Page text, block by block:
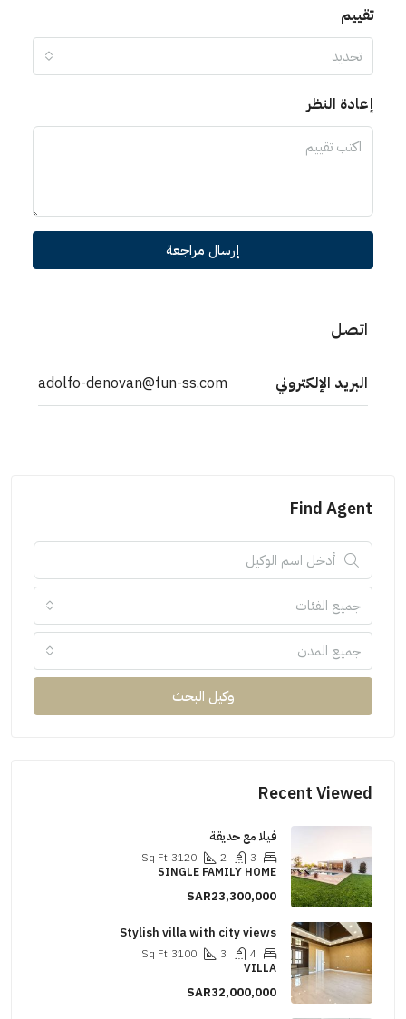
تقييم
تحديد
إعادة النظر
إرسال مراجعة
اتصل
البريد الإلكتروني adolfo-denovan@fun-ss.com
Find Agent
جميع الفئات
جميع المدن
وكيل البحث
Recent Viewed
فيلا مع حديقة
3120
Sq Ft
SINGLE FAMILY HOME
SAR23,300,000
Stylish villa with city views
3100
Sq Ft
VILLA
SAR32,000,000